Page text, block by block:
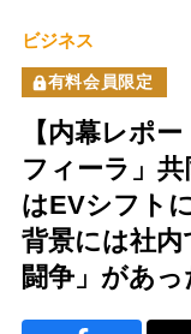
ビジネス
有料会員限定
【内幕レポ
フィーラ」
はEVシフト
背景には社
闘争」があっ